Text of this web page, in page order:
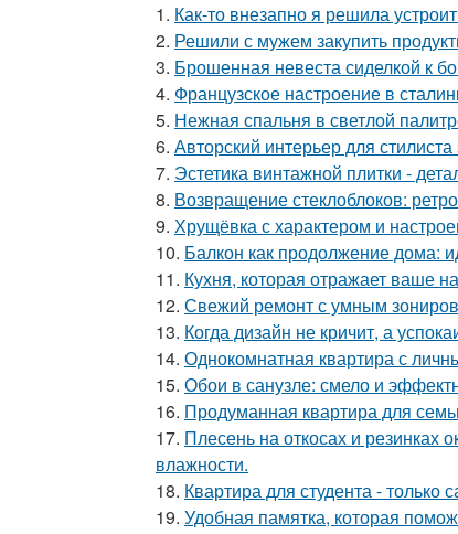
1. Как-то внезапно я решила
2. Решили с мужем закупить
3. Брошенная невеста сиделкой к
4. Французское настроение в
5. Нежная спальня в светлой
6. Авторский интерьер для стилиста
7. Эстетика винтажной плитки -
8. Возвращение стеклоблоков:
9. Хрущёвка с характером и
10. Балкон как продолжение дома:
11. Кухня, которая отражает ваше
12. Свежий ремонт с умным
13. Когда дизайн не кричит, а
14. Однокомнатная квартира с
15. Обои в санузле: смело и
16. Продуманная квартира для
17. Плесень на откосах и резинках
влажности.
18. Квартира для студента - только
19. Удобная памятка, которая